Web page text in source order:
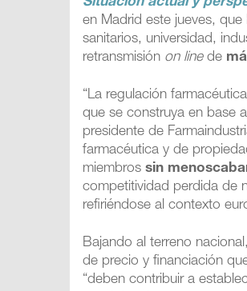
Situación actual y
en Madrid este jueves,
sanitarios, universidad,
retransmisión on linede
“La regulación
que se construya en base
presidente de
farmacéutica y de
miembrossin
competitividad perdida de
refiriéndose al contexto
Bajando al terreno
de precio y financiación
“deben contribuir a